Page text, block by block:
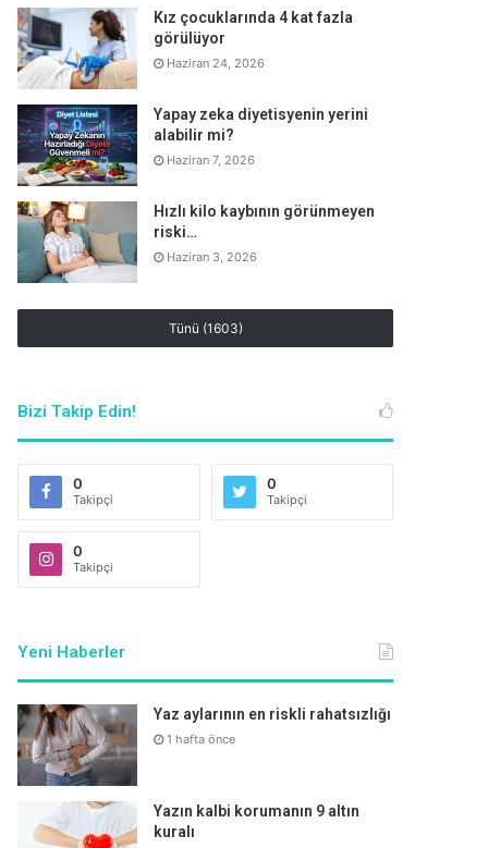
Kız çocuklarında 4 kat fazla
görülüyor
Haziran 24, 2026
Yapay zeka diyetisyenin yerini
alabilir mi?
Haziran 7, 2026
Hızlı kilo kaybının görünmeyen
riski…
Haziran 3, 2026
Tünü (1603)
Bizi Takip Edin!
0
Takipçi
0
Takipçi
0
Takipçi
Yeni Haberler
Yaz aylarının en riskli rahatsızlığı
1 hafta önce
Yazın kalbi korumanın 9 altın
kuralı